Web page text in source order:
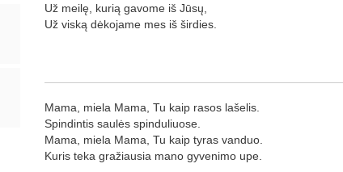
Už meilę, kurią gavome iš Jūsų,
Už viską dėkojame mes iš širdies.
Mama, miela Mama, Tu kaip rasos lašelis.
Spindintis saulės spinduliuose.
Mama, miela Mama, Tu kaip tyras vanduo.
Kuris teka gražiausia mano gyvenimo upe.